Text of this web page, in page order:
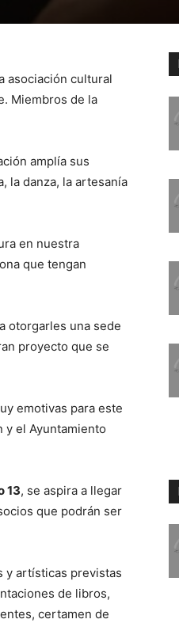
asociación cultural
Miembros de la
amplía sus
la danza, la artesanía
en nuestra
que tengan
otorgarles una sede
proyecto que se
emotivas para este
y el Ayuntamiento
13, se aspira a llegar
que podrán ser
y artísticas previstas
de libros,
certamen de